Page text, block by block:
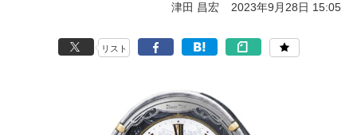
津田 昌宏 2023年9月28日 15:05
リスト